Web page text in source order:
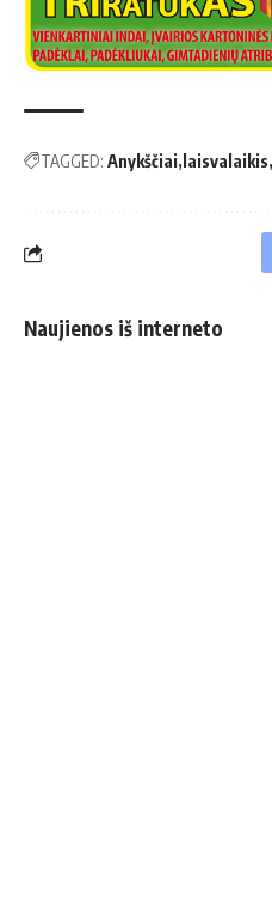
TAGGED: Anykščiai laisvalaikis
Naujienos iš interneto